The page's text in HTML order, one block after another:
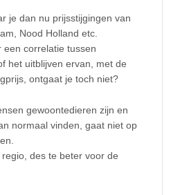
je dan nu prijsstijgingen van
Nood Holland etc.
een correlatie tussen
het uitblijven ervan, met de
ontgaat je toch niet?
gewoontedieren zijn en
normaal vinden, gaat niet op
des te beter voor de